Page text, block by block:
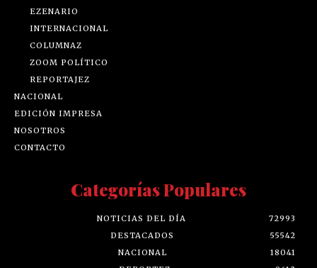
EZENARIO
INTERNACIONAL
COLUMNAZ
ZOOM POLÍTICO
REPORTAJEZ
NACIONAL
EDICIÓN IMPRESA
NOSOTROS
CONTACTO
Categorías Populares
NOTICIAS DEL DÍA
72993
DESTACADOS
55542
NACIONAL
18041